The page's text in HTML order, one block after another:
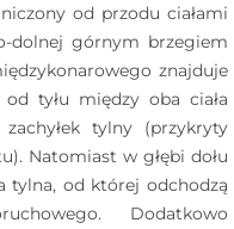
od przodu ciałami
dolnej górnym brzegiem
znajduje
tyłu między oba ciała
tylny (przykryty
Natomiast w głębi dołu
tylna, od której odchodzą
Dodatkowo